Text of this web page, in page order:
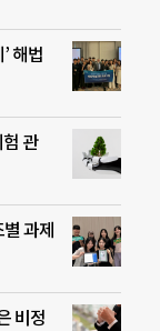
해법
관
과제
비정